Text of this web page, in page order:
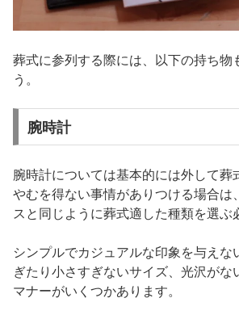
葬式に参列する際には、以下の持ち物
う。
腕時計
腕時計については基本的には外して葬
やむを得ない事情がありつける場合は
スと同じように葬式適した種類を選ぶ
シンプルでカジュアルな印象を与えな
ぎたり小さすぎないサイズ、光沢がな
マナーがいくつかあります。